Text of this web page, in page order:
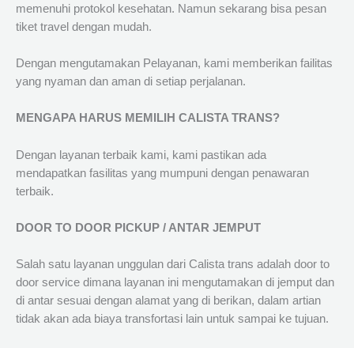
memenuhi protokol kesehatan. Namun sekarang bisa pesan
tiket travel dengan mudah.
Dengan mengutamakan Pelayanan, kami memberikan failitas
yang nyaman dan aman di setiap perjalanan.
MENGAPA HARUS MEMILIH CALISTA TRANS?
Dengan layanan terbaik kami, kami pastikan ada
mendapatkan fasilitas yang mumpuni dengan penawaran
terbaik.
DOOR TO DOOR PICKUP / ANTAR JEMPUT
Salah satu layanan unggulan dari Calista trans adalah door to
door service dimana layanan ini mengutamakan di jemput dan
di antar sesuai dengan alamat yang di berikan, dalam artian
tidak akan ada biaya transfortasi lain untuk sampai ke tujuan.